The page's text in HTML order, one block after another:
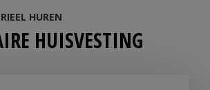
HUREN
HUISVESTING